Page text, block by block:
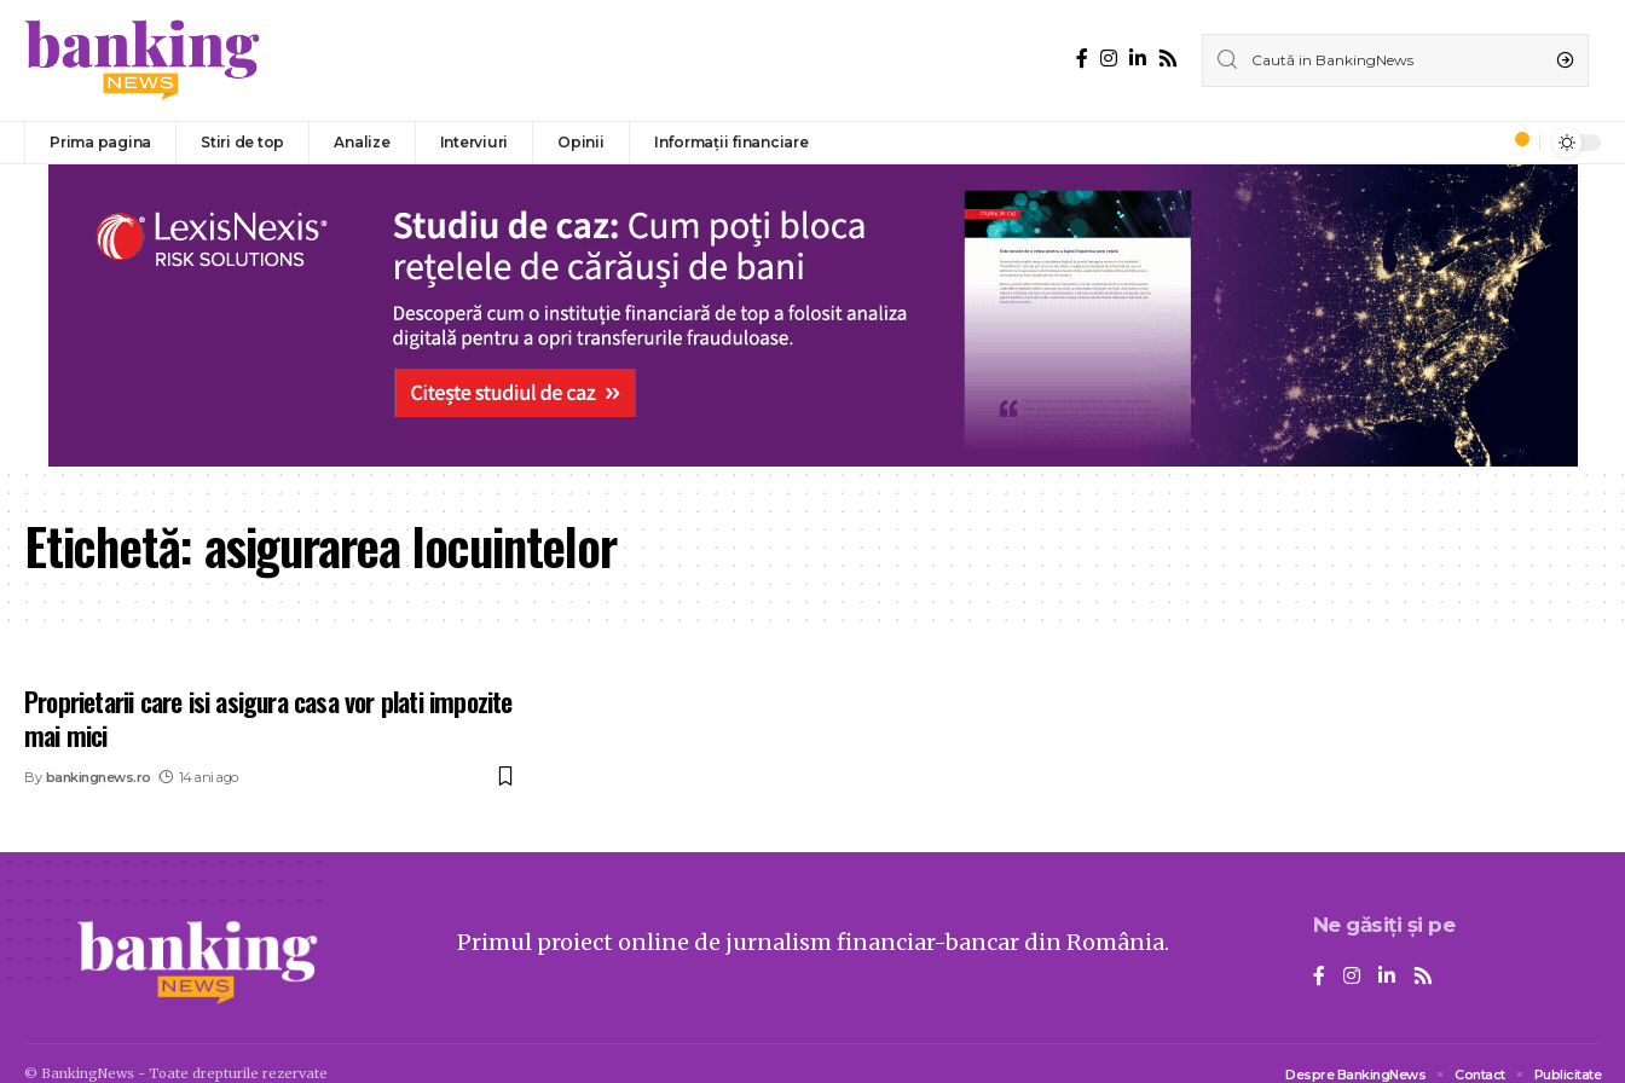
Prima pagina Stiri de top Analize Interviuri Opinii Informații financiare
Etichetă:asigurarea locuintelor
Proprietarii care isi asigura casa vor plati impozite
mai mici
By bankingnews.ro 14 ani ago
Primul proiect online de jurnalism financiar-bancar din România.
Ne găsiți și pe
© BankingNews - Toate drepturile rezervate Despre BankingNews Contact Publicitate